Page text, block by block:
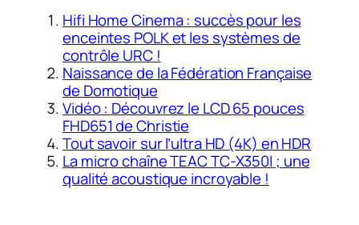
Hifi Home Cinema : succès pour les
enceintes POLK et les systèmes de
contrôle URC !
Naissance de la Fédération Française
de Domotique
Vidéo : Découvrez le LCD 65 pouces
FHD651 de Christie
Tout savoir sur l’ultra HD (4K) en HDR
La micro chaîne TEAC TC-X350I ; une
qualité acoustique incroyable !